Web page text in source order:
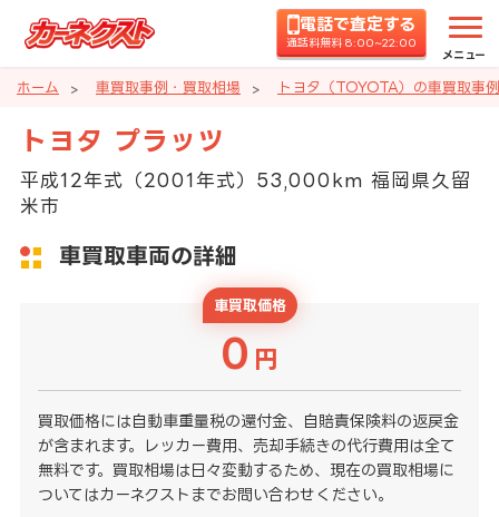
電話で査定する
通話料無料 8:00~22:00
メニュー
ホーム 車買取事例・買取相場 トヨタ（TOYOTA）の車買取事
トヨタ プラッツ
平成12年式（2001年式）53,000km 福岡県久留
米市
車買取車両の詳細
車買取価格
0 円
買取価格には自動車重量税の還付金、自賠責保険料の返戻金
が含まれます。レッカー費用、売却手続きの代行費用は全て
無料です。買取相場は日々変動するため、現在の買取相場に
ついてはカーネクストまでお問い合わせください。